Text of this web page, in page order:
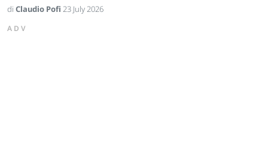
di Claudio Pofi 23 July 2026
ADV